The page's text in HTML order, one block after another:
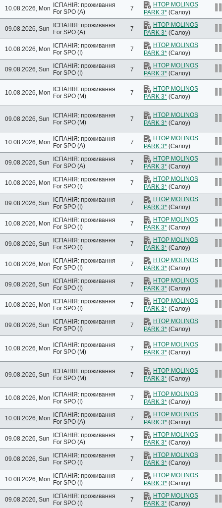
10.08.2026, Mon ІСПАНІЯ: проживання
For SPO (A)
7
HTOP MOLINOS
PARK 3* (Салоу)
09.08.2026, Sun
ІСПАНІЯ: проживання
For SPO (A)
7
HTOP MOLINOS
PARK 3* (Салоу)
10.08.2026, Mon ІСПАНІЯ: проживання
For SPO (I)
7
HTOP MOLINOS
PARK 3* (Салоу)
09.08.2026, Sun
ІСПАНІЯ: проживання
For SPO (I)
7
HTOP MOLINOS
PARK 3* (Салоу)
10.08.2026, Mon ІСПАНІЯ: проживання
For SPO (M)
7
HTOP MOLINOS
PARK 3* (Салоу)
09.08.2026, Sun
ІСПАНІЯ: проживання
For SPO (M)
7
HTOP MOLINOS
PARK 3* (Салоу)
10.08.2026, Mon ІСПАНІЯ: проживання
For SPO (A)
7
HTOP MOLINOS
PARK 3* (Салоу)
09.08.2026, Sun
ІСПАНІЯ: проживання
For SPO (A)
7
HTOP MOLINOS
PARK 3* (Салоу)
10.08.2026, Mon ІСПАНІЯ: проживання
For SPO (I)
7
HTOP MOLINOS
PARK 3* (Салоу)
09.08.2026, Sun
ІСПАНІЯ: проживання
For SPO (I)
7
HTOP MOLINOS
PARK 3* (Салоу)
10.08.2026, Mon ІСПАНІЯ: проживання
For SPO (I)
7
HTOP MOLINOS
PARK 3* (Салоу)
09.08.2026, Sun
ІСПАНІЯ: проживання
For SPO (I)
7
HTOP MOLINOS
PARK 3* (Салоу)
10.08.2026, Mon ІСПАНІЯ: проживання
For SPO (I)
7
HTOP MOLINOS
PARK 3* (Салоу)
09.08.2026, Sun
ІСПАНІЯ: проживання
For SPO (I)
7
HTOP MOLINOS
PARK 3* (Салоу)
10.08.2026, Mon ІСПАНІЯ: проживання
For SPO (I)
7
HTOP MOLINOS
PARK 3* (Салоу)
09.08.2026, Sun
ІСПАНІЯ: проживання
For SPO (I)
7
HTOP MOLINOS
PARK 3* (Салоу)
10.08.2026, Mon ІСПАНІЯ: проживання
For SPO (M)
7
HTOP MOLINOS
PARK 3* (Салоу)
09.08.2026, Sun
ІСПАНІЯ: проживання
For SPO (M)
7
HTOP MOLINOS
PARK 3* (Салоу)
10.08.2026, Mon ІСПАНІЯ: проживання
For SPO (I)
7
HTOP MOLINOS
PARK 3* (Салоу)
10.08.2026, Mon ІСПАНІЯ: проживання
For SPO (A)
7
HTOP MOLINOS
PARK 3* (Салоу)
09.08.2026, Sun
ІСПАНІЯ: проживання
For SPO (A)
7
HTOP MOLINOS
PARK 3* (Салоу)
09.08.2026, Sun
ІСПАНІЯ: проживання
For SPO (I)
7
HTOP MOLINOS
PARK 3* (Салоу)
10.08.2026, Mon ІСПАНІЯ: проживання
For SPO (I)
7
HTOP MOLINOS
PARK 3* (Салоу)
09.08.2026, Sun
ІСПАНІЯ: проживання
For SPO (I)
7
HTOP MOLINOS
PARK 3* (Салоу)